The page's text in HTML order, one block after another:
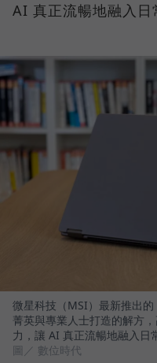
AI 真正流暢地融入日
微星科技（MSI）最新推出
菁英與專業人士打造的解方
力，讓 AI 真正流暢地融入日
圖／ 數位時代